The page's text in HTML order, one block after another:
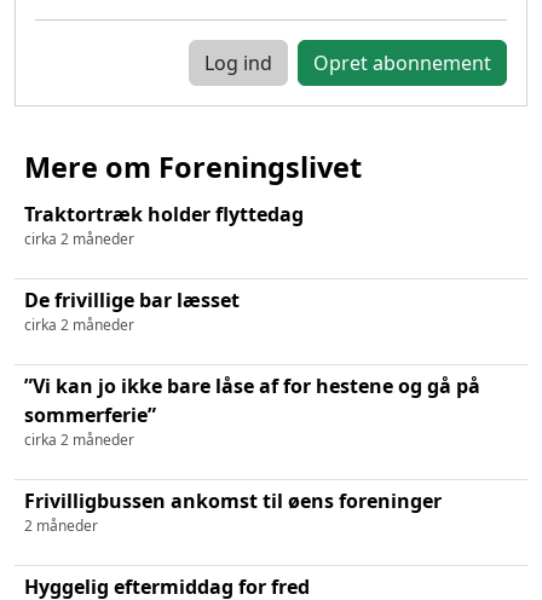
Log ind
Mere om Foreningslivet
Traktortræk holder flyttedag
cirka 2 måneder
De frivillige bar læsset
cirka 2 måneder
”Vi kan jo ikke bare låse af for hestene og gå på
sommerferie”
cirka 2 måneder
Frivilligbussen ankomst til øens foreninger
2 måneder
Hyggelig eftermiddag for fred